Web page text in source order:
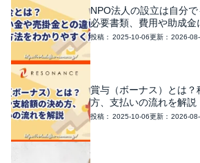
NPO法人の設立は自分
必要書類、費用や助成金
2025-10-06 2026-
賞与（ボーナス）とは？
方、支払いの流れを解説
2025-10-06 2026-